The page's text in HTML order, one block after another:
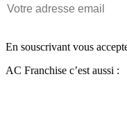
En souscrivant vous
AC Franchise c’est aussi :